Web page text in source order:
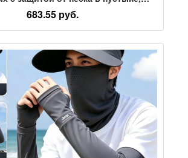
для лица, тюрбан, шляпа,
снаряжение, для туризма на
западе, защита от песка
683.55 руб.